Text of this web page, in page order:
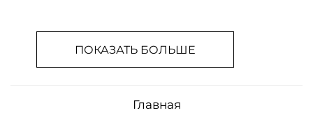
ПОКАЗАТЬ БОЛЬШЕ
Главная